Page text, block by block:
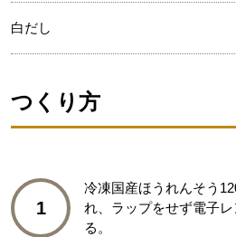
白だし
つくり方
1
冷凍国産ほうれんそう
れ、ラップをせず電子
る。